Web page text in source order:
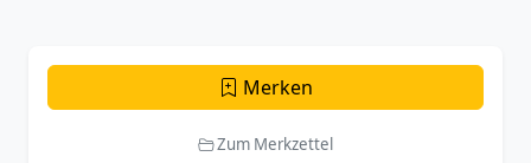
Merken
Zum Merkzettel